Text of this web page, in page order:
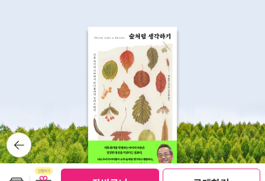
있습니다.4부. 마음의 주인이 되어라 (Master)마지막 단계에서
는 엄마들이 자신의 마음을 통제하고 긍정적인 마인드셋을 선택
하는 방법을 제시합니다. 저자는 자신의 생각과 감정을 의식적으
로 조절하고 긍정적인 선언을 통해 부정적인 마음을 극복할 수 있
음을 강조합니다. 이 과정에서 ‘생각 통제하기’, ‘감정 조절하기’,
‘말 길들이기’ 등의 기술을 소개하며, 엄마들이 스스로의 마음을
다스리는 주체가 될 수 있도록 돕습니다. 아이에게 소리를 지른
후 죄책감에 빠지는 엄마들에게 스스로를 비난하는 대신, “지금
내게 무엇이 필요한가?”라는 질문을 던지며 자기 돌봄을 촉구하
뒤로가
기